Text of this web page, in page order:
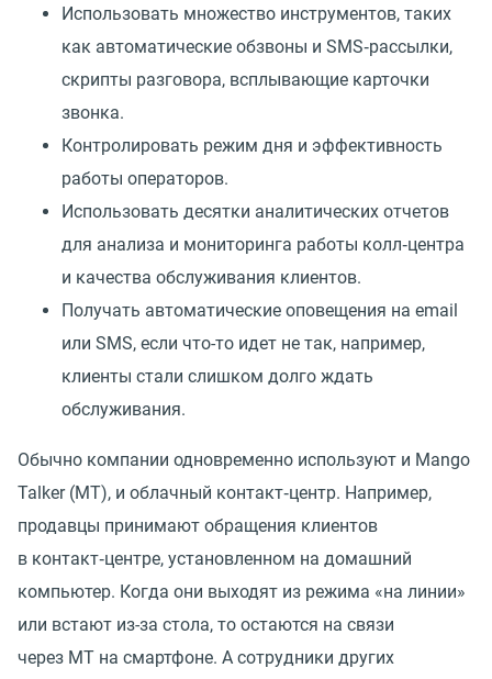
Использовать множество инструментов, таких
как автоматические обзвоны и SMS‑рассылки,
скрипты разговора, всплывающие карточки
звонка.
Контролировать режим дня и эффективность
работы операторов.
Использовать десятки аналитических отчетов
для анализа и мониторинга работы колл‑центра
и качества обслуживания клиентов.
Получать автоматические оповещения на email
или SMS, если что-то идет не так, например,
клиенты стали слишком долго ждать
обслуживания.
Обычно компании одновременно используют и Mango
Talker (MT), и облачный контакт‑центр. Например,
продавцы принимают обращения клиентов
в контакт‑центре, установленном на домашний
компьютер. Когда они выходят из режима «на линии»
или встают из-за стола, то остаются на связи
через МТ на смартфоне. А сотрудники других